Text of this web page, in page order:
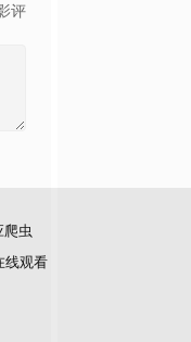
评
爬虫
线观看